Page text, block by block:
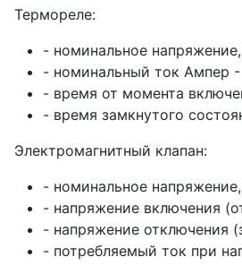
Термореле:
- номинальное
- номинальный ток Ампер
- время от момента
- время замкнутого
Электромагнитный клапан:
- номинальное
- напряжение включения
- напряжение отключения
- потребляемый ток при